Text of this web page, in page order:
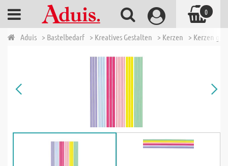
Aduis > Bastelbedarf > Kreatives Gestalten > Kerzen > Kerzen
0